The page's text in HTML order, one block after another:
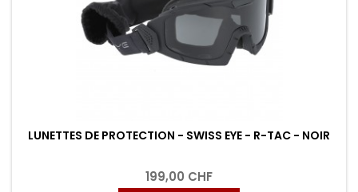
LUNETTES DE PROTECTION - SWISS EYE - R-TAC - NOIR
199,00 CHF